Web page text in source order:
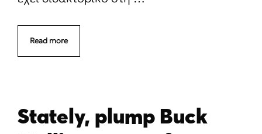
Read more
Stately, plump Buck